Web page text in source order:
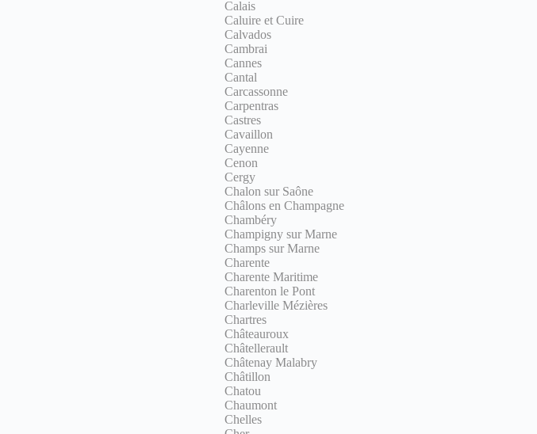
Calais
Caluire et Cuire
Calvados
Cambrai
Cannes
Cantal
Carcassonne
Carpentras
Castres
Cavaillon
Cayenne
Cenon
Cergy
Chalon sur Saône
Châlons en Champagne
Chambéry
Champigny sur Marne
Champs sur Marne
Charente
Charente Maritime
Charenton le Pont
Charleville Mézières
Chartres
Châteauroux
Châtellerault
Châtenay Malabry
Châtillon
Chatou
Chaumont
Chelles